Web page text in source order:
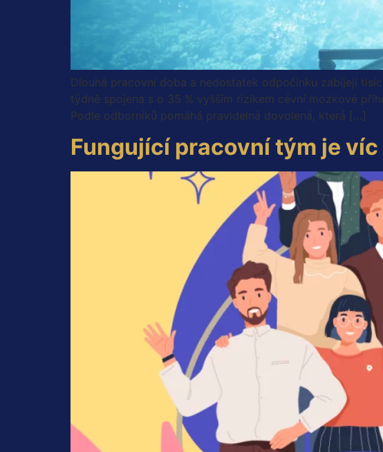
Dlouhá pracovní doba a nedostatek odpočinku zabíjejí
týdně spojena s o 35 % vyšším rizikem cévní mozkové
Podle odborníků pomáhá pravidelná dovolená, která […]
Fungující pracovní tým je